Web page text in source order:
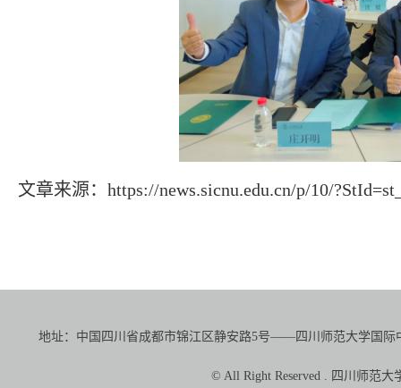
文章来源：https://news.sicnu.edu.cn/p/10/
地址：中国四川省成都市锦江区静安路5号——四川师范大学国
© All Right Reserved . 四川师范